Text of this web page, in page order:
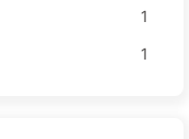
1
1